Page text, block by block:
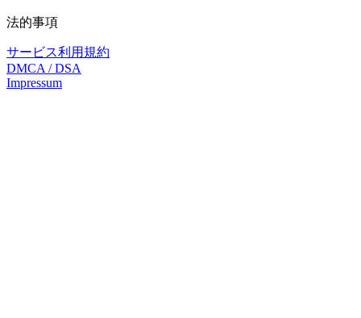
法的事項
サービス利用規約
DMCA / DSA
Impressum